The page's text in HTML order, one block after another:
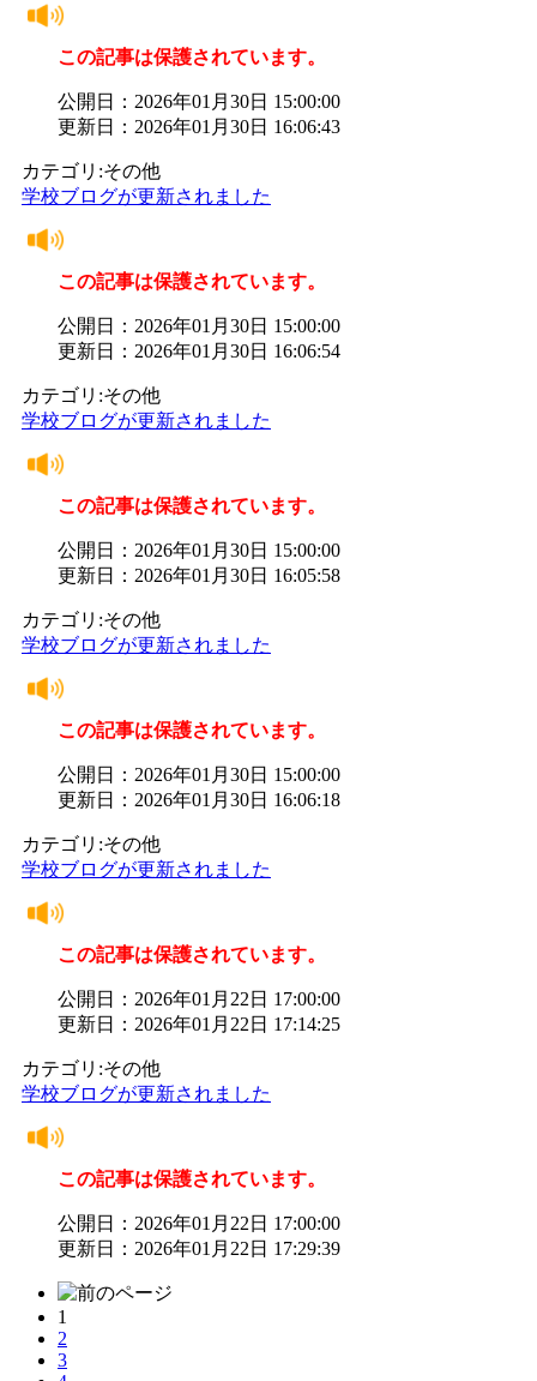
この記事は保護されています。
公開日：2026年01月30日 15:00:00
更新日：2026年01月30日 16:06:43
カテゴリ:その他
学校ブログが更新されました
この記事は保護されています。
公開日：2026年01月30日 15:00:00
更新日：2026年01月30日 16:06:54
カテゴリ:その他
学校ブログが更新されました
この記事は保護されています。
公開日：2026年01月30日 15:00:00
更新日：2026年01月30日 16:05:58
カテゴリ:その他
学校ブログが更新されました
この記事は保護されています。
公開日：2026年01月30日 15:00:00
更新日：2026年01月30日 16:06:18
カテゴリ:その他
学校ブログが更新されました
この記事は保護されています。
公開日：2026年01月22日 17:00:00
更新日：2026年01月22日 17:14:25
カテゴリ:その他
学校ブログが更新されました
この記事は保護されています。
公開日：2026年01月22日 17:00:00
更新日：2026年01月22日 17:29:39
1
2
3